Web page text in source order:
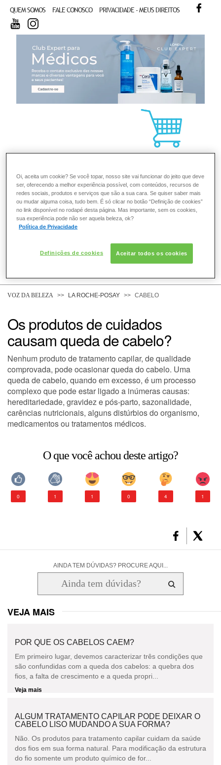
QUEM SOMOS FALE CONOSCO PRIVACIDADE - MEUS DIREITOS
YOUTUBE
PELE
CABELO
DESODORANTE
SOLAR
CONSULTORIA DE PRODUTOS LA ROCHE-POSAY
VOZ DA BELEZA LA ROCHE-POSAY CABELO
Os produtos de cuidados
causam queda de cabelo?
Nenhum produto de tratamento capilar, de qualidade
comprovada, pode ocasionar queda do cabelo. Uma
queda de cabelo, quando em excesso, é um processo
complexo que pode estar ligado a inúmeras causas:
hereditariedade, gravidez e pós-parto, sazonalidade,
carências nutricionais, alguns distúrbios do organismo,
medicamentos ou tratamentos médicos.
O que você achou deste artigo?
0 1 1 0 4 1
AINDA TEM DÚVIDAS? PROCURE AQUI...
VEJA MAIS
POR QUE OS CABELOS CAEM?
Em primeiro lugar, devemos caracterizar três condições que
são confundidas com a queda dos cabelos: a quebra dos
fios, a falta de crescimento e a queda propri...
Veja mais
ALGUM TRATAMENTO CAPILAR PODE DEIXAR O
CABELO LISO MUDANDO A SUA FORMA?
Não. Os produtos para tratamento capilar cuidam da saúde
dos fios em sua forma natural. Para modificação da estrutura
do fio somente um produto químico de for...
Oi, aceita um cookie? Se você topar, nosso site vai funcionar do jeito que deve
ser, oferecendo a melhor experiência possível, com conteúdos, recursos de
redes sociais, produtos e serviços que são a sua cara. Se quiser saber mais
ou mudar alguma coisa, tudo bem. É só clicar no botão “Definição de cookies”
no link disponível no rodapé desta página. Mas importante, sem os cookies,
sua experiência pode não ser aquela beleza, ok?
Política de Privacidade
Definições de cookies Aceitar todos os cookies